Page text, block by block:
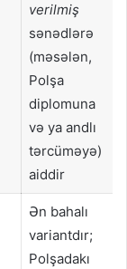
verilmiş
sənədlərə
(məsələn,
Polşa
diplomuna
və ya andlı
tərcüməyə)
aiddir
Ən bahalı
variantdır;
Polşadakı